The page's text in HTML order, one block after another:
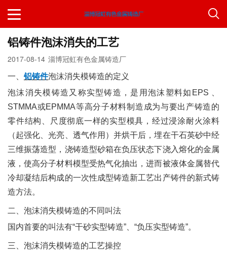
铝铸件泡沫消失的工艺
2017-08-14 淄博冠虹有色金属铸造厂
一、铝铸件泡沫消失模铸造的定义
泡沫消失模铸造又称实型铸造，是用泡沫塑料如EPS 、
STMMA或EPMMA等高分子材料制造成为与要出产铸造的
零件结构、尺度彻底一样的实型模具，经过浸涂耐火涂料
（起强化、光亮、透气作用）并烘干后，埋在干石英砂中经
三维振荡造型，浇铸造型砂箱在负压状态下浇入熔化的金属
液，使高分子材料模型受热气化抽出，进而被液体金属替代
冷却凝结后构成的一次性成型铸造新工艺出产铸件的新式铸
造方法。
二、泡沫消失模铸造的不同叫法
国内首要的叫法有“干砂实型铸造”、“负压实型铸造”。
三、泡沫消失模铸造的工艺操控